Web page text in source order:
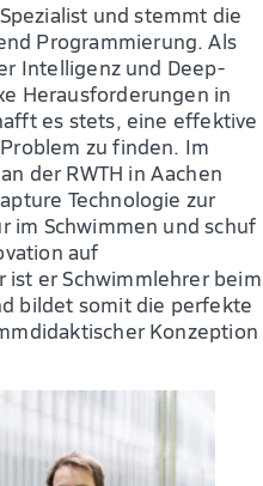
und stemmt die
Programmierung. Als
Intelligenz und Deep-
Herausforderungen in
es stets, eine effektive
zu finden. Im
der RWTH in Aachen
Technologie zur
im Schwimmen und schuf
auf
ist er Schwimmlehrer beim
bildet somit die perfekte
Konzeption